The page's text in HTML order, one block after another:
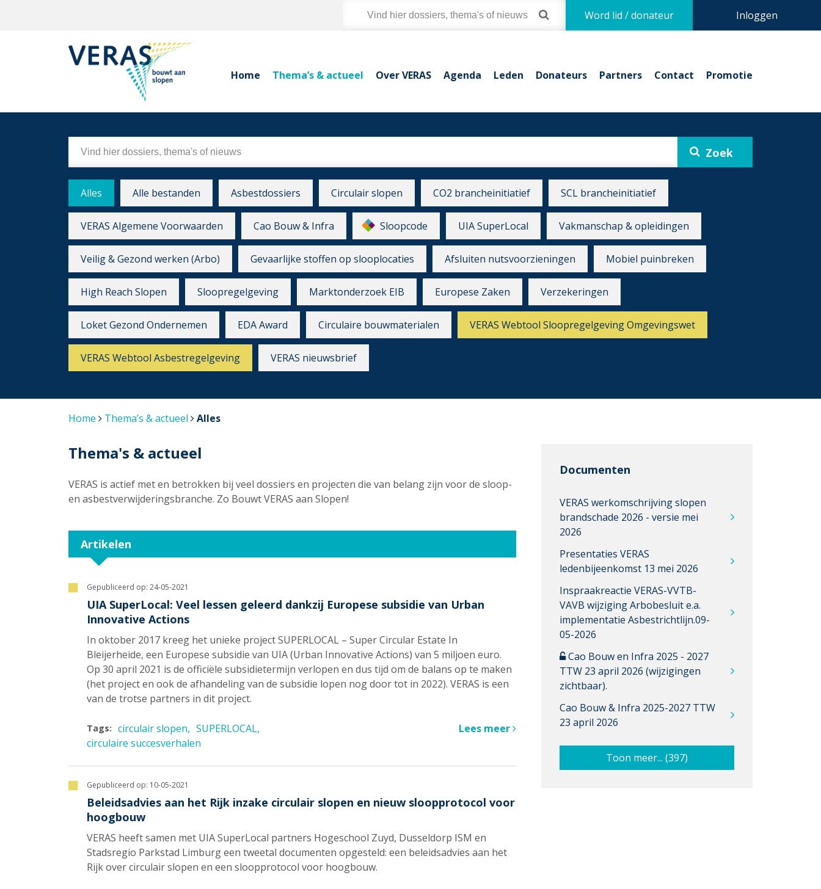
Inloggen
Word lid / donateur
Home Thema’s & actueel Over VERAS Agenda Leden Donateurs Partners Contact Promotie
Alles Alle bestanden Asbestdossiers Circulair slopen CO2 brancheinitiatief SCL brancheinitiatief
VERAS Algemene Voorwaarden Cao Bouw & Infra Sloopcode UIA SuperLocal Vakmanschap & opleidingen
Veilig & Gezond werken (Arbo) Gevaarlijke stoffen op slooplocaties Afsluiten nutsvoorzieningen Mobiel puinbreken
High Reach Slopen Sloopregelgeving Marktonderzoek EIB Europese Zaken Verzekeringen
Loket Gezond Ondernemen EDA Award Circulaire bouwmaterialen VERAS Webtool Sloopregelgeving Omgevingswet
VERAS Webtool Asbestregelgeving VERAS nieuwsbrief
Home Thema’s & actueel Alles
Thema's & actueel
VERAS is actief met en betrokken bij veel dossiers en projecten die van belang zijn voor de sloop-
en asbestverwijderingsbranche. Zo Bouwt VERAS aan Slopen!
Documenten
VERAS werkomschrijving slopen
brandschade 2026 - versie mei
2026
Presentaties VERAS
ledenbijeenkomst 13 mei 2026
Inspraakreactie VERAS-VVTB-
VAVB wijziging Arbobesluit e.a.
implementatie Asbestrichtlijn.09-
05-2026
Cao Bouw en Infra 2025 - 2027
TTW 23 april 2026 (wijzigingen
zichtbaar).
Cao Bouw & Infra 2025-2027 TTW
23 april 2026
Toon meer... (397)
Artikelen
Gepubliceerd op: 24-05-2021
UIA SuperLocal: Veel lessen geleerd dankzij Europese subsidie van Urban
Innovative Actions
In oktober 2017 kreeg het unieke project SUPERLOCAL – Super Circular Estate In
Bleijerheide, een Europese subsidie van UIA (Urban Innovative Actions) van 5 miljoen euro.
Op 30 april 2021 is de officiële subsidietermijn verlopen en dus tijd om de balans op te maken
(het project en ook de afhandeling van de subsidie lopen nog door tot in 2022). VERAS is een
van de trotse partners in dit project.
Tags: circulair slopen
SUPERLOCAL
circulaire succesverhalen
Lees meer
Gepubliceerd op: 10-05-2021
Beleidsadvies aan het Rijk inzake circulair slopen en nieuw sloopprotocol voor
hoogbouw
VERAS heeft samen met UIA SuperLocal partners Hogeschool Zuyd, Dusseldorp ISM en
Stadsregio Parkstad Limburg een tweetal documenten opgesteld: een beleidsadvies aan het
Rijk over circulair slopen en een sloopprotocol voor hoogbouw.